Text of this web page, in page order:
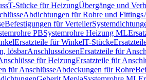
T-Stücke für HeizungÜbergänge und
Abdichtungen für Rohre und Fittings
Befestigungen für Verteiler
PBSystemrohre Heizung ML
Ersatzteile für WinkelT-Stücke
lösbarAnschlussdosenErsatzteile für
für HeizungErsatzteile für
für AnschlüsseAbdeckungen für Rohre